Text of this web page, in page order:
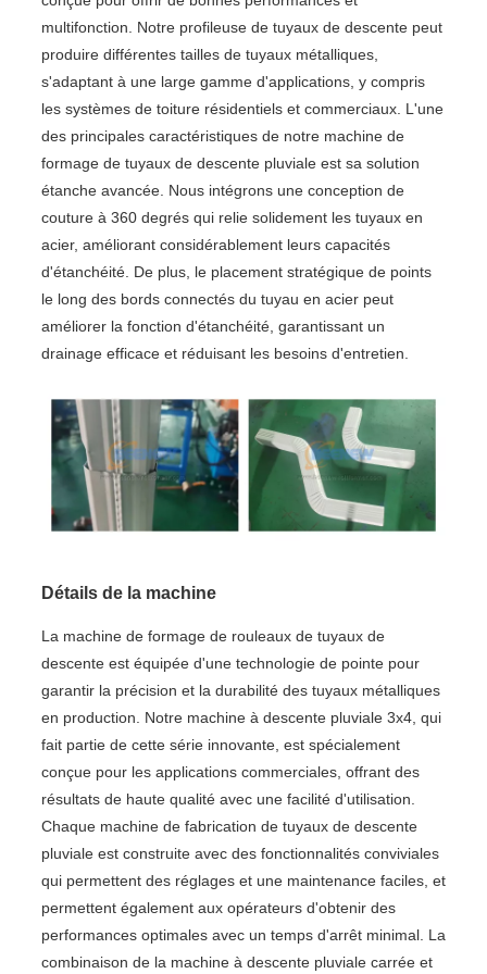
multifonction. Notre profileuse de tuyaux de descente peut
produire différentes tailles de tuyaux métalliques,
s'adaptant à une large gamme d'applications, y compris
les systèmes de toiture résidentiels et commerciaux. L'une
des principales caractéristiques de notre machine de
formage de tuyaux de descente pluviale est sa solution
étanche avancée. Nous intégrons une conception de
couture à 360 degrés qui relie solidement les tuyaux en
acier, améliorant considérablement leurs capacités
d'étanchéité. De plus, le placement stratégique de points
le long des bords connectés du tuyau en acier peut
améliorer la fonction d'étanchéité, garantissant un
drainage efficace et réduisant les besoins d'entretien.
Détails de la machine
La machine de formage de rouleaux de tuyaux de
descente est équipée d'une technologie de pointe pour
garantir la précision et la durabilité des tuyaux métalliques
en production. Notre machine à descente pluviale 3x4, qui
fait partie de cette série innovante, est spécialement
conçue pour les applications commerciales, offrant des
résultats de haute qualité avec une facilité d'utilisation.
Chaque machine de fabrication de tuyaux de descente
pluviale est construite avec des fonctionnalités conviviales
qui permettent des réglages et une maintenance faciles, et
permettent également aux opérateurs d'obtenir des
performances optimales avec un temps d'arrêt minimal. La
combinaison de la machine à descente pluviale carrée et